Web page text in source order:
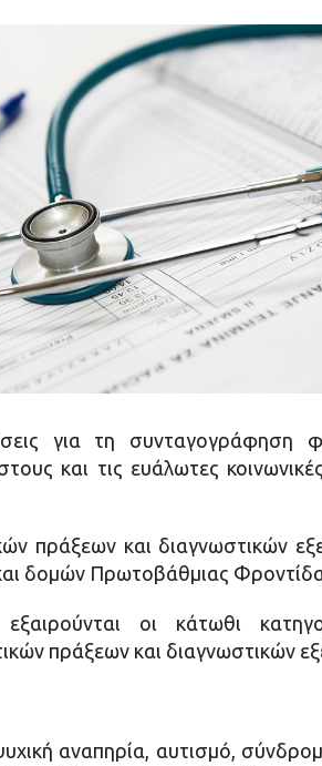
για τη συνταγογράφηση
και τις ευάλωτες
πράξεων και διαγνωστικών
δομών Πρωτοβάθμιας
οι κάτωθι
πράξεων και διαγνωστικών
αναπηρία, αυτισμό,